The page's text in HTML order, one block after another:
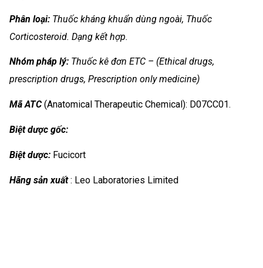
Phân loại: Thuốc kháng khuẩn dùng ngoài, Thuốc
Corticosteroid. Dạng kết hợp.
Nhóm pháp lý: Thuốc kê đơn ETC – (Ethical drugs,
prescription drugs, Prescription only medicine)
Mã ATC(Anatomical Therapeutic Chemical): D07CC01.
Biệt dược gốc:
Biệt dược: Fucicort
Hãng sản xuất: Leo Laboratories Limited